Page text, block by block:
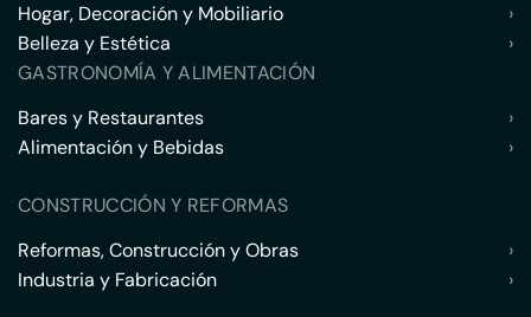
Hogar, Decoración y Mobiliario
›
Belleza y Estética
›
GASTRONOMÍA Y ALIMENTACIÓN
Bares y Restaurantes
›
Alimentación y Bebidas
›
CONSTRUCCIÓN Y REFORMAS
Reformas, Construcción y Obras
›
Industria y Fabricación
›